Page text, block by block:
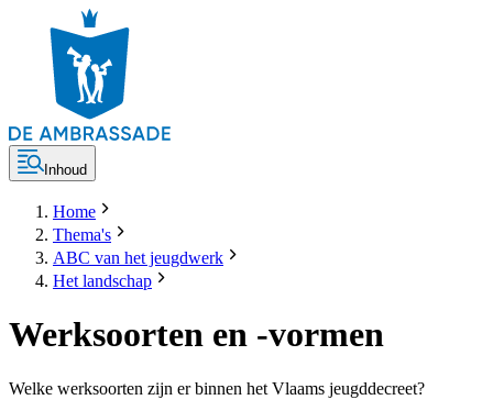
Inhoud
Home
Thema's
ABC van het jeugdwerk
Het landschap
Werksoorten en -vormen
Welke werksoorten zijn er binnen het Vlaams jeugddecreet?